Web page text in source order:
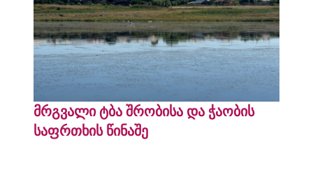
მრგვალი ტბა შრობისა და ჭაობის
საფრთხის წინაშე